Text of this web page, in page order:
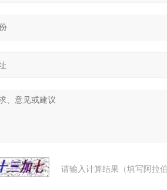
请输入计算结果（填写阿拉